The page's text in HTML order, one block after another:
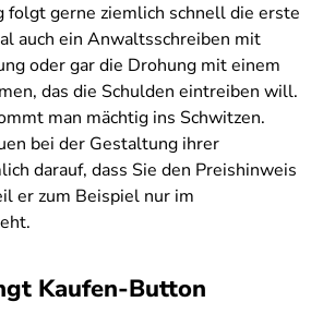
folgt gerne ziemlich schnell die erste
auch ein Anwaltsschreiben mit
oder gar die Drohung mit einem
das die Schulden eintreiben will.
man mächtig ins Schwitzen.
bei der Gestaltung ihrer
darauf, dass Sie den Preishinweis
er zum Beispiel nur im
Kaufen-Button